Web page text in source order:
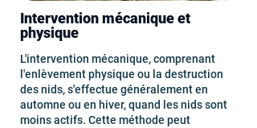
Intervention mécanique et
physique
L'intervention mécanique, comprenant
l'enlèvement physique ou la destruction
des nids, s'effectue généralement en
automne ou en hiver, quand les nids sont
moins actifs. Cette méthode peut